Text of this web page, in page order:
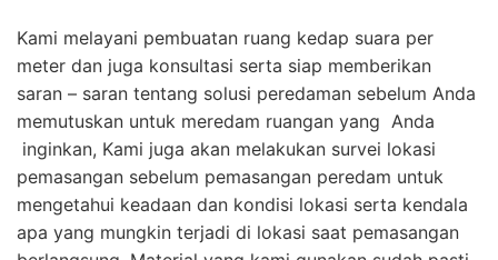
Kami melayani pembuatan ruang kedap suara per
meter dan juga konsultasi serta siap memberikan
saran – saran tentang solusi peredaman sebelum Anda
memutuskan untuk meredam ruangan yang Anda
inginkan, Kami juga akan melakukan survei lokasi
pemasangan sebelum pemasangan peredam untuk
mengetahui keadaan dan kondisi lokasi serta kendala
apa yang mungkin terjadi di lokasi saat pemasangan